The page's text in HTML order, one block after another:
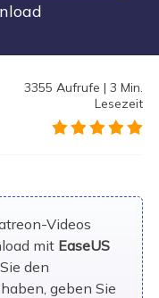
3355 Aufrufe |3 Min.
Lesezeit
Videos
mit EaseUS
den
geben Sie